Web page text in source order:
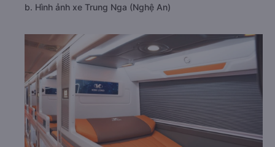
b. Hình ảnh xe Trung Nga (Nghệ An)